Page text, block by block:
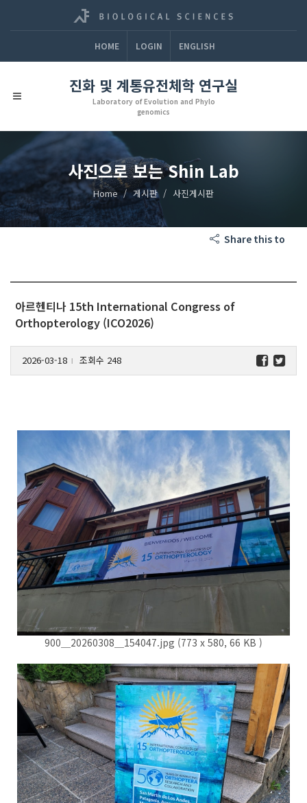
HOME LOGIN ENGLISH
진화 및 계통유전체학 연구실
Laboratory of Evolution and Phylo
genomics
사진으로 보는 Shin Lab
Home 게시판 사진게시판
Share this to
아르헨티나 15th International Congress of
Orthopterology (ICO2026)
2026-03-18 l 조회수 248
900＿20260308＿154047.jpg (773 x 580, 66 KB )